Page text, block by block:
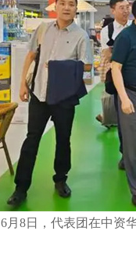
6月8日，代表团在中资